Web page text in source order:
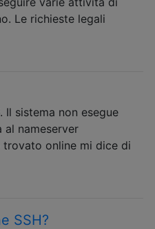
Le richieste legali
sistema non esegue
al nameserver
online mi dice di
SSH?